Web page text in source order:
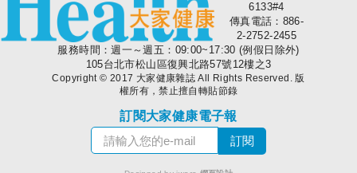
6133#4
傳真電話：886-
2-2752-2455
服務時間：週一～週五：09:00~17:30 (例假日除外)
105台北市松山區復興北路57號12樓之3
Copyright © 2017 大家健康雜誌 All Rights Reserved. 版
權所有，禁止擅自轉貼節錄
訂閱大家健康電子報